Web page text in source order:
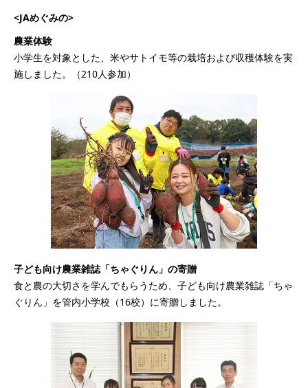
<JAめぐみの>
農業体験
小学生を対象とした、米やサトイモ等の栽培および収穫体験を実
施しました。（210人参加）
子ども向け農業雑誌「ちゃぐりん」の寄贈
食と農の大切さを学んでもらうため、子ども向け農業雑誌「ちゃ
ぐりん」を管内小学校（16校）に寄贈しました。